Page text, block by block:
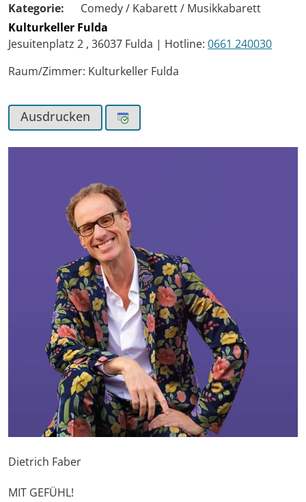
Kategorie:
Comedy / Kabarett / Musikkabarett
Kulturkeller Fulda
Jesuitenplatz 2 , 36037 Fulda | Hotline: 0661 240030
Raum/Zimmer: Kulturkeller Fulda
Ausdrucken
Dietrich Faber
MIT GEFÜHL!